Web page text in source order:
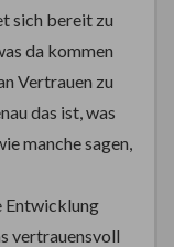
sich bereit zu
da kommen
Vertrauen zu
das ist, was
manche sagen,
Entwicklung
vertrauensvoll